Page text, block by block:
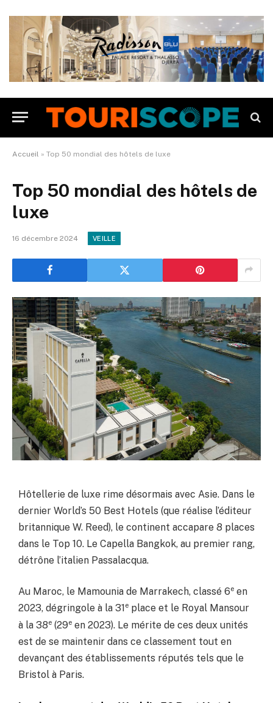
Accueil » Top 50 mondial des hôtels de luxe
Top 50 mondial des hôtels de
luxe
16 décembre 2024 VEILLE
Hôtellerie de luxe rime désormais avec Asie. Dans le
dernier World’s 50 Best Hotels (que réalise l’éditeur
britannique W. Reed), le continent accapare 8 places
dans le Top 10. Le Capella Bangkok, au premier rang,
détrône l’italien Passalacqua.
Au Maroc, le Mamounia de Marrakech, classé 6e en
2023, dégringole à la 31 e place et le Royal Mansour
à la 38e (29e en 2023). Le mérite de ces deux unités
est de se maintenir dans ce classement tout en
devançant des établissements réputés tels que le
Bristol à Paris.